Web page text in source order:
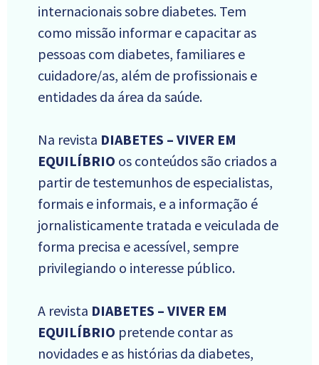
internacionais sobre diabetes. Tem
como missão informar e capacitar as
pessoas com diabetes, familiares e
cuidadore/as, além de profissionais e
entidades da área da saúde.
Na revista DIABETES – VIVER EM
EQUILÍBRIO os conteúdos são criados a
partir de testemunhos de especialistas,
formais e informais, e a informação é
jornalisticamente tratada e veiculada de
forma precisa e acessível, sempre
privilegiando o interesse público.
A revista DIABETES – VIVER EM
EQUILÍBRIO pretende contar as
novidades e as histórias da diabetes,